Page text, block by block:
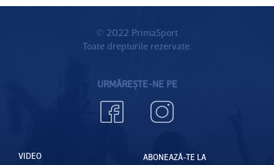
© 2022 PrimaSport
Toate drepturile rezervate.
URMĂREȘTE-NE PE
VIDEO
ABONEAZĂ-TE LA